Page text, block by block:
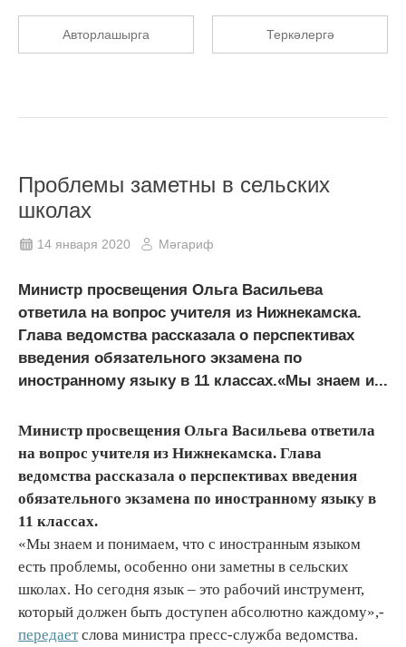
Авторлашырга Теркәлергә
Проблемы заметны в сельских
школах
14 января 2020 Мәгариф
Министр просвещения Ольга Васильева
ответила на вопрос учителя из Нижнекамска.
Глава ведомства рассказала о перспективах
введения обязательного экзамена по
иностранному языку в 11 классах.«Мы знаем и...
Министр просвещения Ольга Васильева ответила
на вопрос учителя из Нижнекамска. Глава
ведомства рассказала о перспективах введения
обязательного экзамена по иностранному языку в
11 классах.
«Мы знаем и понимаем, что с иностранным языком
есть проблемы, особенно они заметны в сельских
школах. Но сегодня язык – это рабочий инструмент,
который должен быть доступен абсолютно каждому»,-
передаетслова министра пресс-служба ведомства.